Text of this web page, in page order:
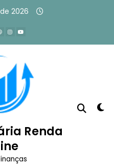
2026
Renda
pessoal